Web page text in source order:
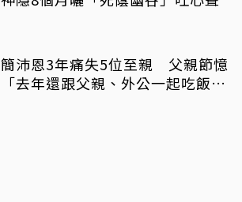
簡沛恩3年痛失5位至親 父親節憶
「去年還跟父親、外公一起吃飯聊